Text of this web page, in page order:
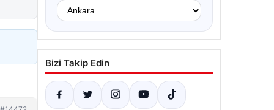
Bizi Takip Edin